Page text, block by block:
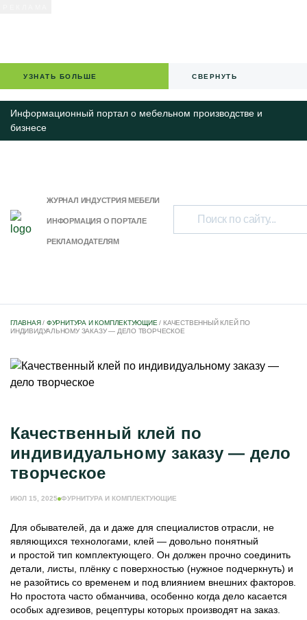
УЗНАТЬ БОЛЬШЕ СВЕРНУТЬ
Информационный портал о мебельном производстве и
бизнесе
ЖУРНАЛ ИНДУСТРИЯ МЕБЕЛИ
ИНФОРМАЦИЯ О ПОРТАЛЕ
РЕКЛАМОДАТЕЛЯМ
ГЛАВНАЯ/ ФУРНИТУРА И КОМПЛЕКТУЮЩИЕ / КАЧЕСТВЕННЫЙ КЛЕЙ ПО
ИНДИВИДУАЛЬНОМУ ЗАКАЗУ — ДЕЛО ТВОРЧЕСКОЕ
Качественный клей по
индивидуальному заказу — дело
творческое
ИЮЛ 15, 2025 ФУРНИТУРА И КОМПЛЕКТУЮЩИЕ
Для обывателей, да и даже для специалистов отрасли, не
являющихся технологами, клей — довольно понятный
и простой тип комплектующего. Он должен прочно соединить
детали, листы, плёнку с поверхностью (нужное подчеркнуть) и
не разойтись со временем и под влиянием внешних факторов.
Но простота часто обманчива, особенно когда дело касается
особых адгезивов, рецептуры которых производят на заказ.